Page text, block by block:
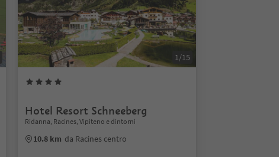
1/15
Hotel Resort Schneeberg
Ridanna, Racines, Vipiteno e dintorni
10.8 km da Racines centro